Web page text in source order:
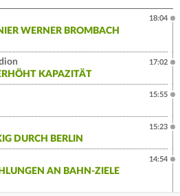
WERNER BROMBACH
18:04
KAPAZITÄT
17:02
15:55
DURCH BERLIN
15:23
AN BAHN-ZIELE
14:54